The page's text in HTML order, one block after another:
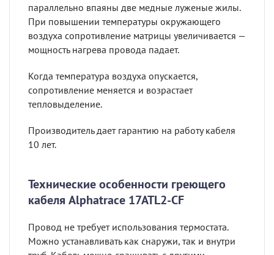
параллельно впаяны две медные луженые жилы.
При повышении температуры окружающего
воздуха сопротивление матрицы увеличивается —
мощность нагрева провода падает.
Когда температура воздуха опускается,
сопротивление меняется и возрастает
тепловыделение.
Производитель дает гарантию на работу кабеля
10 лет.
Технические особенности греющего
кабеля Alphatrace 17ATL2-CF
Провод не требует использования термостата.
Можно устанавливать как снаружи, так и внутри